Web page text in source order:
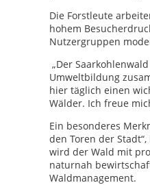
Die Forstleute
hohem
Nutzergruppen
„Der
Umweltbildung
hier täglich einen
Wälder. Ich freue
Ein besonderes
den Toren der
wird der Wald mit
naturnah
Waldmanagement.